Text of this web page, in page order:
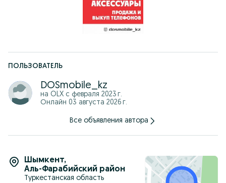
ПОЛЬЗОВАТЕЛЬ
DOSmobile_kz
на OLX с февраля 2023 г.
Онлайн 03 августа 2026 г.
Все объявления автора
Шымкент,
Аль-Фарабийский район
Туркестанская область